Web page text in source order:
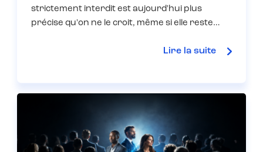
strictement interdit est aujourd'hui plus
précise qu'on ne le croit, même si elle reste…
Lire la suite